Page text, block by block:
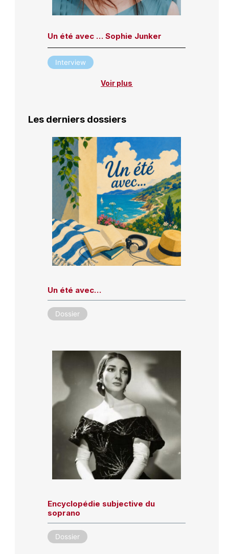
Un été avec … Sophie Junker
Interview
Voir plus
Les derniers dossiers
Un été avec…
Dossier
Encyclopédie subjective du
soprano
Dossier